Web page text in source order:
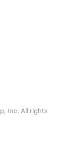
Inc. All rights